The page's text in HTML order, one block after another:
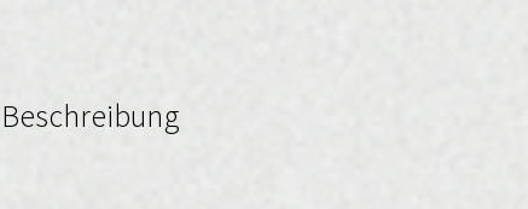
Beschreibung